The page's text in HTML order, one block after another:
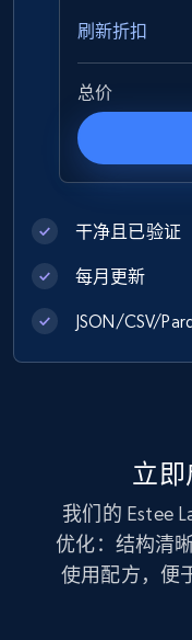
1.2K+
Zara - Products
Category id,
more.
eCommerce
Best Buy
Currency,
eCommerce
刷新折扣
总价
干净且已验证
每月更新
JSON/CSV/
立
我们的 Estee
优化：结构清
使用配方，便